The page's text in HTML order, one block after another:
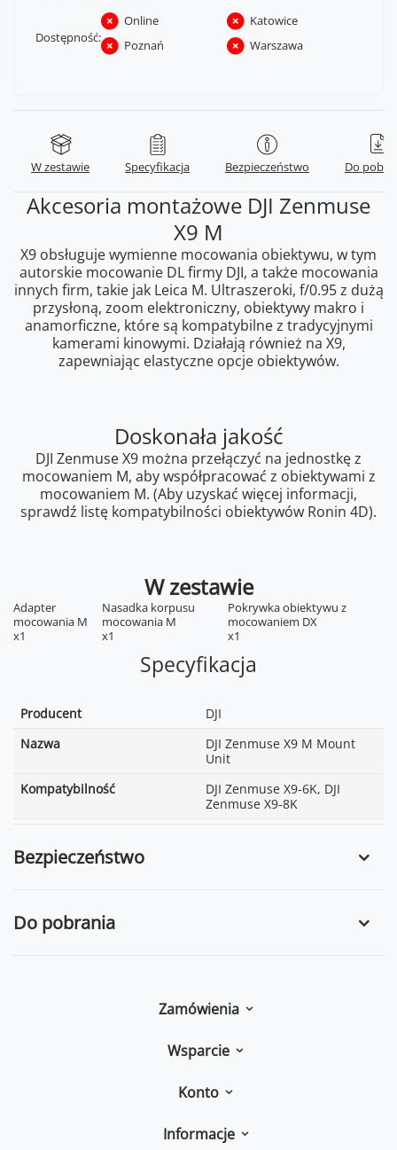
Dostępność:
Online
Katowice
Poznań
Warszawa
W zestawie Specyfikacja Bezpieczeństwo Do
Akcesoria montażowe DJI Zenmuse
X9 M
X9 obsługuje wymienne mocowania obiektywu, w tym
autorskie mocowanie DL firmy DJI, a także mocowania
innych firm, takie jak Leica M. Ultraszeroki, f/0.95 z dużą
przysłoną, zoom elektroniczny, obiektywy makro i
anamorficzne, które są kompatybilne z tradycyjnymi
kamerami kinowymi. Działają również na X9,
zapewniając elastyczne opcje obiektywów.
Doskonała jakość
DJI Zenmuse X9 można przełączyć na jednostkę z
mocowaniem M, aby współpracować z obiektywami z
mocowaniem M. (Aby uzyskać więcej informacji,
sprawdź listę kompatybilności obiektywów Ronin 4D).
W zestawie
Adapter
mocowania M
x1
Nasadka korpusu
mocowania M
x1
Pokrywka obiektywu z
mocowaniem DX
x1
Specyfikacja
Producent
DJI
Nazwa
DJI Zenmuse X9 M Mount
Unit
Kompatybilność
DJI Zenmuse X9-6K, DJI
Zenmuse X9-8K
Bezpieczeństwo
Do pobrania
Zamówienia
Wsparcie
Konto
Informacje